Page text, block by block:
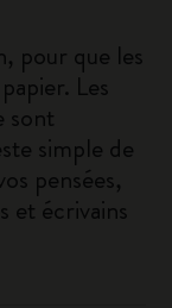
pour que les
Les
sont
simple de
pensées,
et écrivains